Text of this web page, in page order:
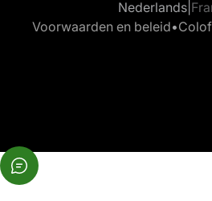
Nederlands
Voorwaarden en beleid•